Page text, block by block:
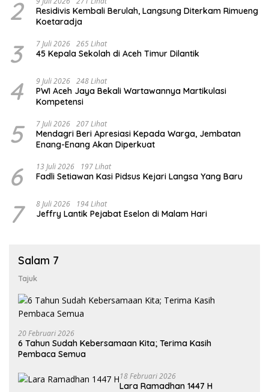
2
Residivis Kembali Berulah, Langsung Diterkam Rimueng
Koetaradja
3 7 Juli 2026 265 Lihat
45 Kepala Sekolah di Aceh Timur Dilantik
4 9 Juli 2026 248 Lihat
PWI Aceh Jaya Bekali Wartawannya Martikulasi
Kompetensi
5 7 Juli 2026 207 Lihat
Mendagri Beri Apresiasi Kepada Warga, Jembatan
Enang-Enang Akan Diperkuat
6 13 Juli 2026 197 Lihat
Fadli Setiawan Kasi Pidsus Kejari Langsa Yang Baru
7 8 Juli 2026 194 Lihat
Jeffry Lantik Pejabat Eselon di Malam Hari
Salam 7
Tajuk
20 Februari 2026
6 Tahun Sudah Kebersamaan Kita; Terima Kasih
Pembaca Semua
18 Februari 2026
Lara Ramadhan 1447 H